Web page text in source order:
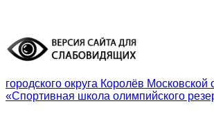
городского округа Королёв Московской
«Спортивная школа олимпийского